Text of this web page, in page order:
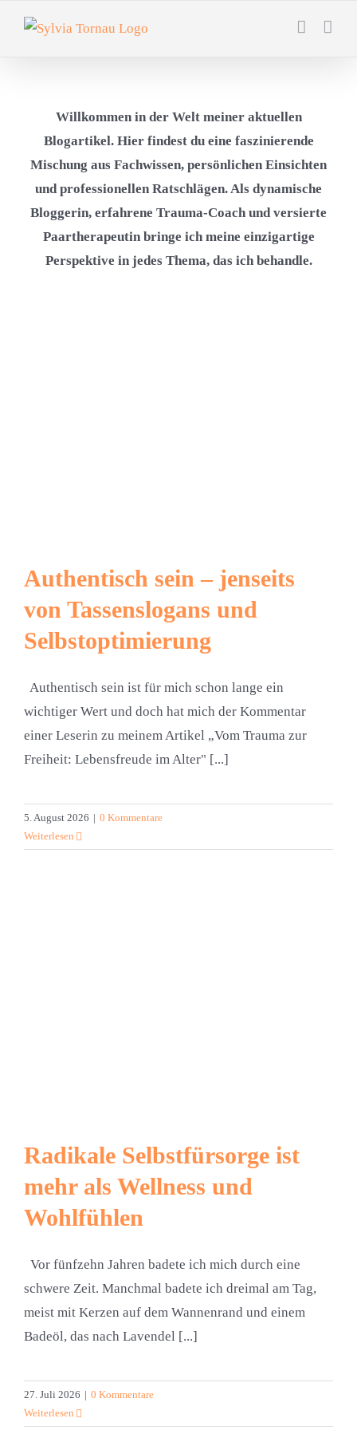
Inhalt
Willkommen in der Welt meiner aktuellen
Blogartikel. Hier findest du eine faszinierende
Mischung aus Fachwissen, persönlichen Einsichten
und professionellen Ratschlägen. Als dynamische
Bloggerin, erfahrene Trauma-Coach und versierte
Paartherapeutin bringe ich meine einzigartige
Perspektive in jedes Thema, das ich behandle.
Authentisch sein – jenseits
von Tassenslogans und
Selbstoptimierung
Authentisch sein ist für mich schon lange ein
wichtiger Wert und doch hat mich der Kommentar
einer Leserin zu meinem Artikel „Vom Trauma zur
Freiheit: Lebensfreude im Alter" [...]
5. August 2026 | 0 Kommentare
Weiterlesen
Radikale Selbstfürsorge ist
mehr als Wellness und
Wohlfühlen
Vor fünfzehn Jahren badete ich mich durch eine
schwere Zeit. Manchmal badete ich dreimal am Tag,
meist mit Kerzen auf dem Wannenrand und einem
Badeöl, das nach Lavendel [...]
27. Juli 2026 | 0 Kommentare
Weiterlesen